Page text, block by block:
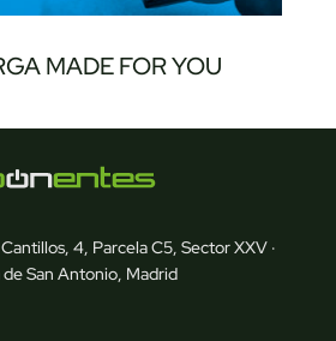
MADE FOR YOU
4, Parcela C5, Sector XXV ·
de San Antonio, Madrid